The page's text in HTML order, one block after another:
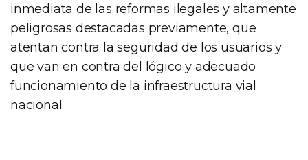
inmediata de las reformas ilegales y altamente
peligrosas destacadas previamente, que
atentan contra la seguridad de los usuarios y
que van en contra del lógico y adecuado
funcionamiento de la infraestructura vial
nacional.